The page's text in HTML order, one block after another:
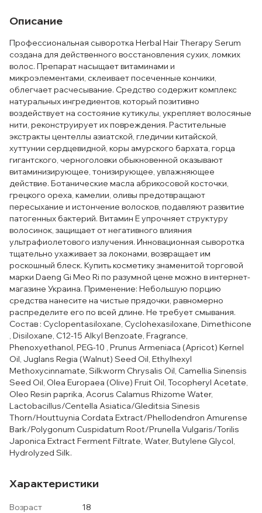
Описание
Профессиональная сыворотка Herbal Hair Therapy Serum
создана для действенного восстановления сухих, ломких
волос. Препарат насыщает витаминами и
микроэлементами, склеивает посеченные кончики,
облегчает расчесывание. Средство содержит комплекс
натуральных ингредиентов, который позитивно
воздействует на состояние кутикулы, укрепляет волосяные
нити, реконструирует их повреждения. Растительные
экстракты центеллы азиатской, гледичии китайской,
хуттунии сердцевидной, коры амурского бархата, горца
гигантского, черноголовки обыкновенной оказывают
витаминизирующее, тонизирующее, увлажняющее
действие. Ботанические масла абрикосовой косточки,
грецкого ореха, камелии, оливы предотвращают
пересыхание и истончение волосков, подавляют развитие
патогенных бактерий. Витамин E упрочняет структуру
волосинок, защищает от негативного влияния
ультрафиолетового излучения. Инновационная сыворотка
тщательно ухаживает за локонами, возвращает им
роскошный блеск. Купить косметику знаменитой торговой
марки Daeng Gi Meo Ri по разумной цене можно в интернет-
магазине Украина. Применение: Небольшую порцию
средства нанесите на чистые прядочки, равномерно
распределите его по всей длине. Не требует смывания.
Состав : Cyclopentasiloxane, Cyclohexasiloxane, Dimethicone
, Disiloxane, C12-15 Alkyl Benzoate, Fragrance,
Phenoxyethanol, PEG-10 , Prunus Armeniaca (Apricot) Kernel
Oil, Juglans Regia (Walnut) Seed Oil, Ethylhexyl
Methoxycinnamate, Silkworm Chrysalis Oil, Camellia Sinensis
Seed Oil, Olea Europaea (Olive) Fruit Oil, Tocopheryl Acetate,
Oleo Resin paprika, Acorus Calamus Rhizome Water,
Lactobacillus/Centella Asiatica/Gleditsia Sinesis
Thorn/Houttuynia Cordata Extract/Phellodendron Amurense
Bark/Polygonum Cuspidatum Root/Prunella Vulgaris/Torilis
Japonica Extract Ferment Filtrate, Water, Butylene Glycol,
Hydrolyzed Silk.
Характеристики
Возраст
18